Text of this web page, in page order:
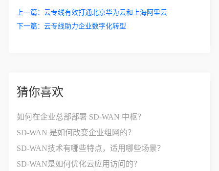
上一篇：云专线有效打通北京华为云和上海阿里云
下一篇：云专线助力企业数字化转型
猜你喜欢
如何在企业总部部署 SD-WAN 中枢？
SD-WAN 是如何改变企业组网的？
SD-WAN技术有哪些特点，适用哪些场景？
SD-WAN是如何优化云应用访问的？